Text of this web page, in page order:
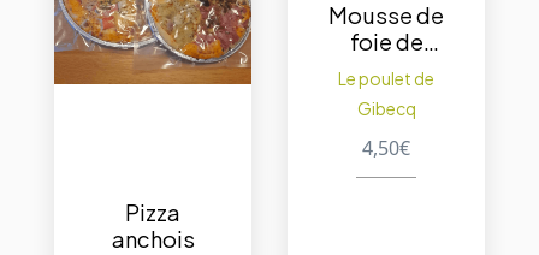
Pizza
anchois
Mousse de
foie de
volaille
(pâté
crème)
200Gr
Le poulet de
Gibecq
4,50€